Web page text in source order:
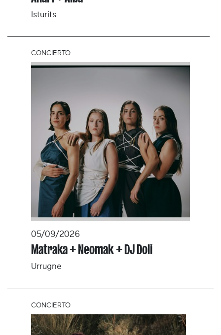
Isturits
CONCIERTO
05/09/2026
Matraka + Neomak + DJ Doli
Urrugne
CONCIERTO